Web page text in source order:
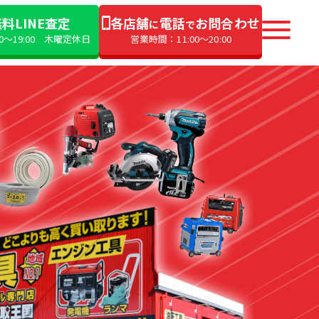
LINE査定
〜19:00 木曜定休日
各店舗に電話でお問合わせ
営業時間：11:00〜20:00